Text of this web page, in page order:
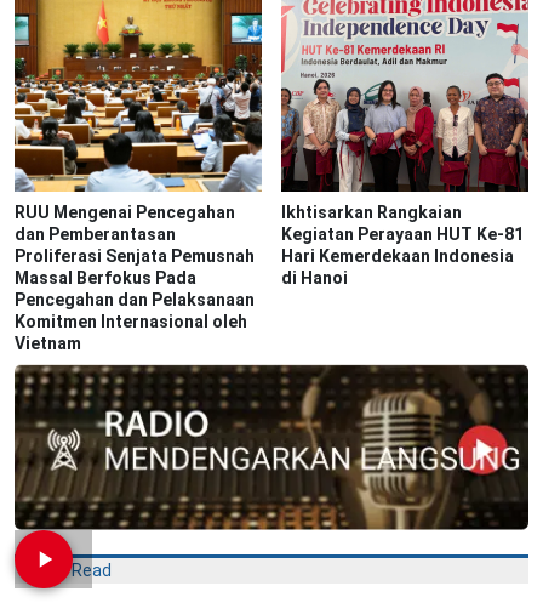
RUU Mengenai Pencegahan
dan Pemberantasan
Proliferasi Senjata Pemusnah
Massal Berfokus Pada
Pencegahan dan Pelaksanaan
Komitmen Internasional oleh
Vietnam
Ikhtisarkan Rangkaian
Kegiatan Perayaan HUT Ke-81
Hari Kemerdekaan Indonesia
di Hanoi
Most Read